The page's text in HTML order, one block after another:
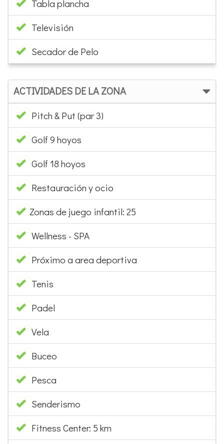
Tabla plancha
Televisión
Secador de Pelo
ACTIVIDADES DE LA ZONA
Pitch & Put (par 3)
Golf 9 hoyos
Golf 18 hoyos
Restauración y ocio
Zonas de juego infantil: 25
Wellness - SPA
Próximo a area deportiva
Tenis
Padel
Vela
Buceo
Pesca
Senderismo
Fitness Center: 5 km